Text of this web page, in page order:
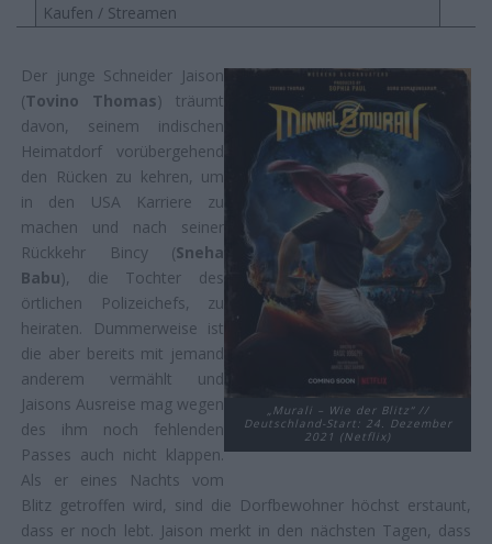
Kaufen / Streamen
„Murali – Wie der Blitz“ //
Deutschland-Start: 24. Dezember
2021 (Netflix)
Der junge Schneider Jaison
(Tovino Thomas) träumt
davon, seinem indischen
Heimatdorf vorübergehend
den Rücken zu kehren, um
in den USA Karriere zu
machen und nach seiner
Rückkehr Bincy (Sneha
Babu), die Tochter des
örtlichen Polizeichefs, zu
heiraten. Dummerweise ist
die aber bereits mit jemand
anderem vermählt und
Jaisons Ausreise mag wegen
des ihm noch fehlenden
Passes auch nicht klappen.
Als er eines Nachts vom
Blitz getroffen wird, sind die Dorfbewohner höchst erstaunt,
dass er noch lebt. Jaison merkt in den nächsten Tagen, dass